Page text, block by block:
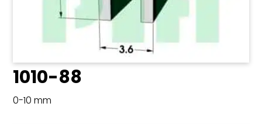
1010-88
0-10 mm